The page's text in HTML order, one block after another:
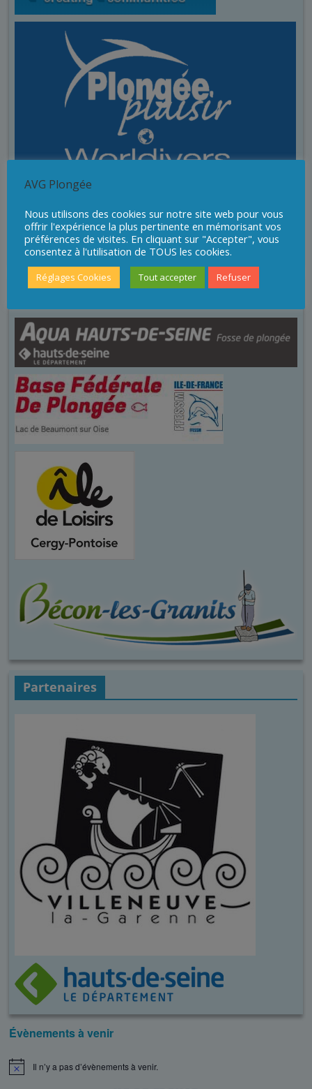
Sites de plongée
Partenaires
Évènements à venir
N
Il n’y a pas d’évènements à venir.
AVG Plongée
Nous utilisons des cookies sur notre site web pour vous
offrir l'expérience la plus pertinente en mémorisant vos
préférences de visites. En cliquant sur "Accepter", vous
consentez à l'utilisation de TOUS les cookies.
Réglages Cookies Tout accepter Refuser